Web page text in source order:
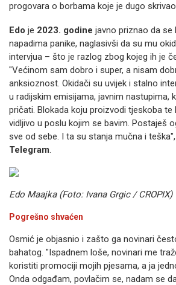
progovara o borbama koje je dugo
Edo je 2023. godine javno priznao da
napadima panike, naglasivši da su mu
intervjua – što je razlog zbog kojeg ih je
"Većinom sam dobro i super, a nisam
anksioznost. Okidači su uvijek i stalno
u radijskim emisijama, javnim nastupima,
pričati. Blokada koju proizvodi tjeskoba
vidljivo u poslu kojim se bavim. Postaješ
sve od sebe. I ta su stanja mučna i
Telegram.
Edo Maajka (Foto: Ivana Grgic / CROPIX)
Pogrešno shvaćen
Osmić je objasnio i zašto ga novinari
bahatog. "Ispadnem loše, novinari me
koristiti promociji mojih pjesama, a ja
Onda odgađam, povlačim se, nadam se